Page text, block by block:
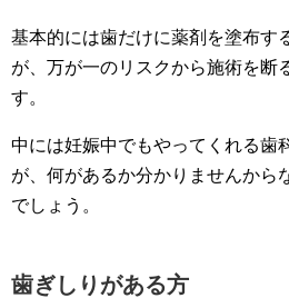
基本的には歯だけに薬剤を塗布す
が、万が一のリスクから施術を断
す。
中には妊娠中でもやってくれる歯
が、何があるか分かりませんから
でしょう。
歯ぎしりがある方